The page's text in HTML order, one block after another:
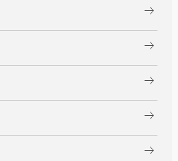
arrow_right_alt
arrow_right_alt
arrow_right_alt
arrow_right_alt
arrow_right_alt